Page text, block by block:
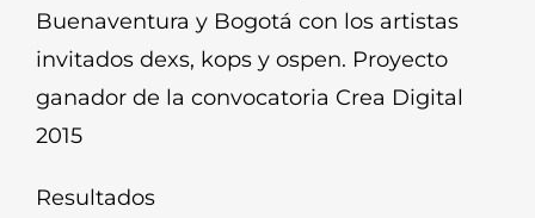
Buenaventura y Bogotá con los artistas
invitados dexs, kops y ospen. Proyecto
ganador de la convocatoria Crea Digital
2015
Resultados